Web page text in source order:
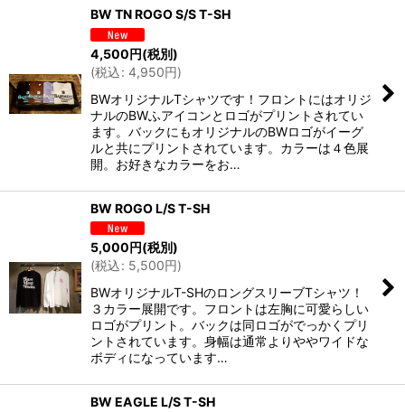
BW TN ROGO S/S T-SH
4,500円(税別)
(税込: 4,950円)
BWオリジナルTシャツです！フロントにはオリジ
ナルのBWふアイコンとロゴがプリントされてい
ます。バックにもオリジナルのBWロゴがイーグ
ルと共にプリントされています。カラーは４色展
開。お好きなカラーをお…
BW ROGO L/S T-SH
5,000円(税別)
(税込: 5,500円)
BWオリジナルT-SHのロングスリーブTシャツ！
３カラー展開です。フロントは左胸に可愛らしい
ロゴがプリント。バックは同ロゴがでっかくプリ
ントされています。身幅は通常よりややワイドな
ボディになっています…
BW EAGLE L/S T-SH